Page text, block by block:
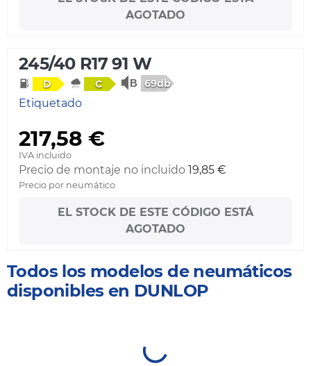
AGOTADO
245/40 R17 91 W
D C 69db
Etiquetado
217,58 €
IVA incluido
Precio de montaje no incluido 19,85 €
Precio por neumático
EL STOCK DE ESTE CÓDIGO ESTÁ
AGOTADO
Todos los modelos de neumáticos
disponibles en DUNLOP